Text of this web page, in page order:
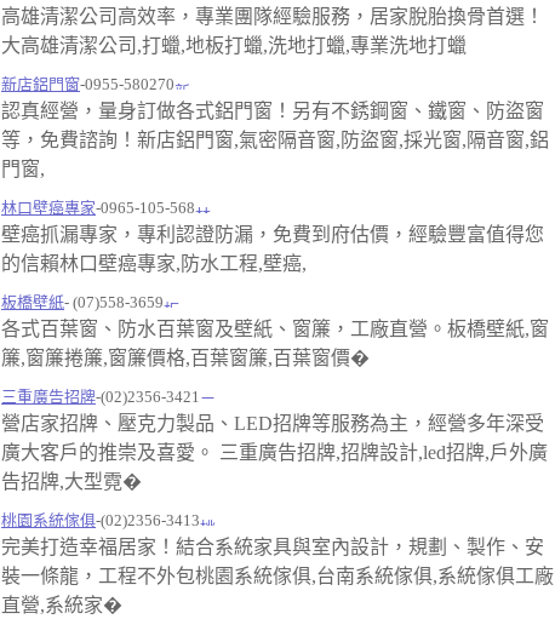
高雄清潔公司高效率，專業團隊經驗服務，居家脫胎換骨首選！
大高雄清潔公司,打蠟,地板打蠟,洗地打蠟,專業洗地打蠟
新店鋁門窗-0955-580270
認真經營，量身訂做各式鋁門窗！另有不銹鋼窗、鐵窗、防盜窗
等，免費諮詢！新店鋁門窗,氣密隔音窗,防盜窗,採光窗,隔音窗,鋁
門窗,
林口壁癌專家-0965-105-568
壁癌抓漏專家，專利認證防漏，免費到府估價，經驗豐富值得您
的信賴林口壁癌專家,防水工程,壁癌,
板橋壁紙- (07)558-3659
各式百葉窗、防水百葉窗及壁紙、窗簾，工廠直營。板橋壁紙,窗
簾,窗簾捲簾,窗簾價格,百葉窗簾,百葉窗價�
三重廣告招牌-(02)2356-3421
營店家招牌、壓克力製品、LED招牌等服務為主，經營多年深受
廣大客戶的推崇及喜愛。 三重廣告招牌,招牌設計,led招牌,戶外廣
告招牌,大型霓�
桃園系統傢俱-(02)2356-3413
完美打造幸福居家！結合系統家具與室內設計，規劃、製作、安
裝一條龍，工程不外包桃園系統傢俱,台南系統傢俱,系統傢俱工廠
直營,系統家�